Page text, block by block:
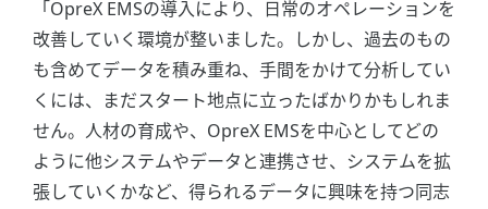
「OpreX EMSの導入により、日常のオペレーションを
改善していく環境が整いました。しかし、過去のもの
も含めてデータを積み重ね、手間をかけて分析してい
くには、まだスタート地点に立ったばかりかもしれま
せん。人材の育成や、OpreX EMSを中心としてどの
ように他システムやデータと連携させ、システムを拡
張していくかなど、得られるデータに興味を持つ同志